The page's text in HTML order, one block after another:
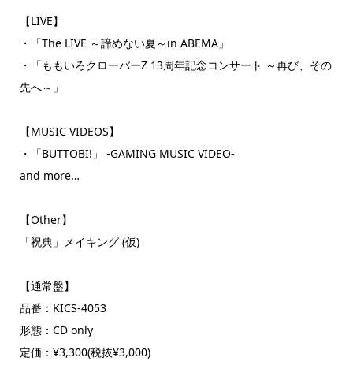
【LIVE】
・「The LIVE ～諦めない夏～in ABEMA」
・「ももいろクローバーZ 13周年記念コンサート ～再び、その
先へ～」
【MUSIC VIDEOS】
・「BUTTOBI!」 -GAMING MUSIC VIDEO-
and more…
【Other】
「祝典」メイキング (仮)
【通常盤】
品番：KICS-4053
形態：CD only
定価：¥3,300(税抜¥3,000)